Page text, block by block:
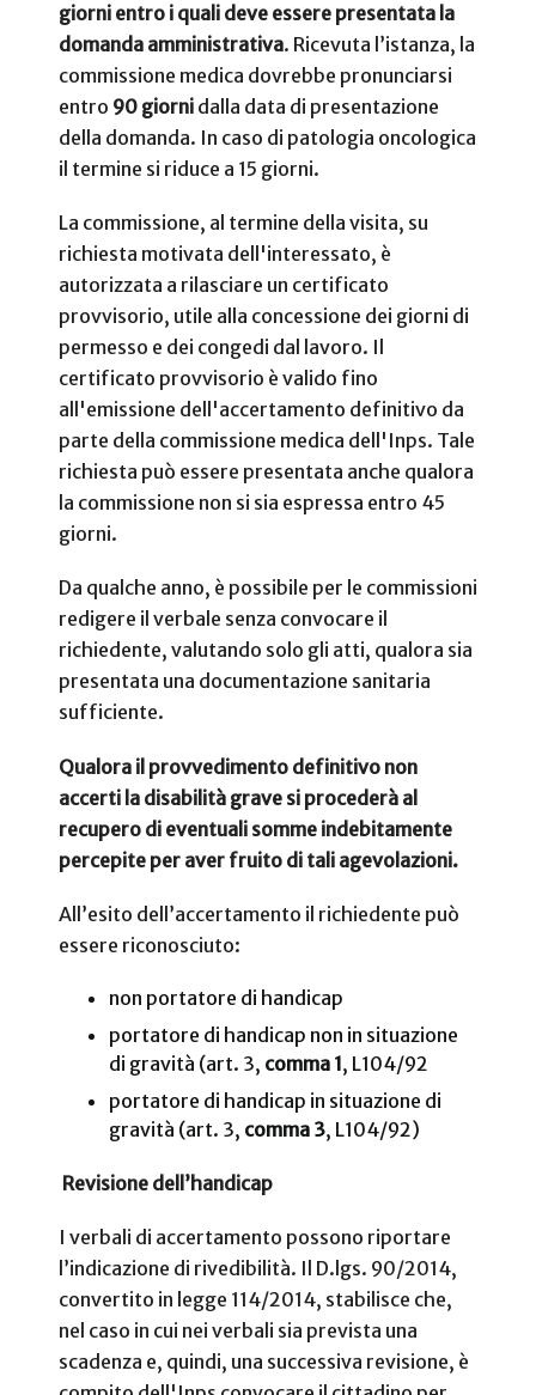
giorni entro i quali deve essere presentata la
domanda amministrativa. Ricevuta l’istanza, la
commissione medica dovrebbe pronunciarsi
entro 90 giorni dalla data di presentazione
della domanda. In caso di patologia oncologica
il termine si riduce a 15 giorni.
La commissione, al termine della visita, su
richiesta motivata dell'interessato, è
autorizzata a rilasciare un certificato
provvisorio, utile alla concessione dei giorni di
permesso e dei congedi dal lavoro. Il
certificato provvisorio è valido fino
all'emissione dell'accertamento definitivo da
parte della commissione medica dell'Inps. Tale
richiesta può essere presentata anche qualora
la commissione non si sia espressa entro 45
giorni.
Da qualche anno, è possibile per le commissioni
redigere il verbale senza convocare il
richiedente, valutando solo gli atti, qualora sia
presentata una documentazione sanitaria
sufficiente.
Qualora il provvedimento definitivo non
accerti la disabilità grave si procederà al
recupero di eventuali somme indebitamente
percepite per aver fruito di tali agevolazioni.
All’esito dell’accertamento il richiedente può
essere riconosciuto:
non portatore di handicap
portatore di handicap non in situazione
di gravità (art. 3, comma 1, L104/92
portatore di handicap in situazione di
gravità (art. 3, comma 3, L104/92)
Revisione dell’handicap
I verbali di accertamento possono riportare
l’indicazione di rivedibilità. Il D.lgs. 90/2014,
convertito in legge 114/2014, stabilisce che,
nel caso in cui nei verbali sia prevista una
scadenza e, quindi, una successiva revisione, è